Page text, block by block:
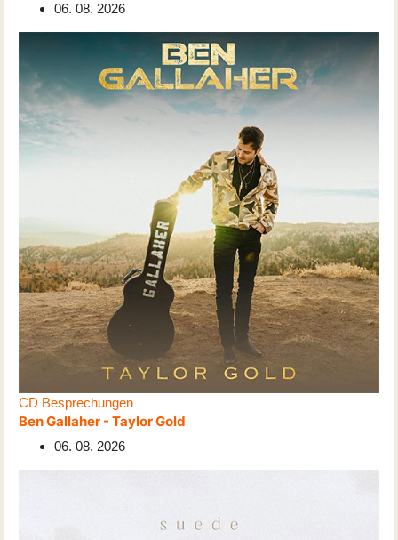
06. 08. 2026
CD Besprechungen
Ben Gallaher - Taylor Gold
06. 08. 2026